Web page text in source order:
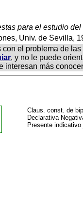
para el estudio
Univ. de Sevilla,
el problema de
, y no le puede
más
Claus. const. de
Declarativa
Presente indicativo